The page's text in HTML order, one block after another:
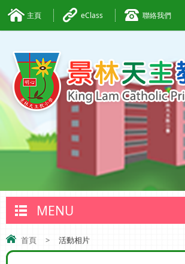
主頁 eClass 聯絡我們
MENU
首頁 > 活動相片